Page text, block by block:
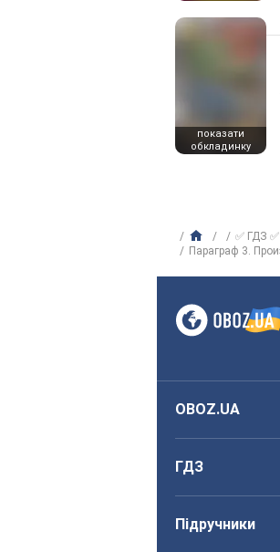
показати
обкладинку
✅ ГДЗ ✅
Параграф 3.
OBOZ.UA
ГДЗ
Підручники